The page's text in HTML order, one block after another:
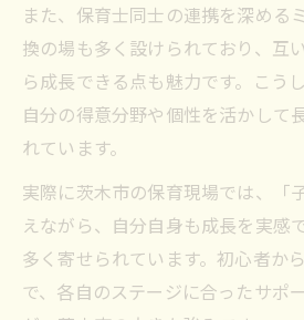
安心して働ける茨木市の保
保育士向け補助金で安
茨木市の保育士補助金
ント
保育士が知るべき大阪
情報
安定した働き方を叶える
専門性を高める保育士向け最
また、保育士同士の連携を深める
換の場も多く設けられており、互
ら成長できる点も魅力です。こう
自分の得意分野や個性を活かして
れています。
実際に茨木市の保育現場では、「
えながら、自分自身も成長を実感
多く寄せられています。初心者か
で、各自のステージに合ったサポ